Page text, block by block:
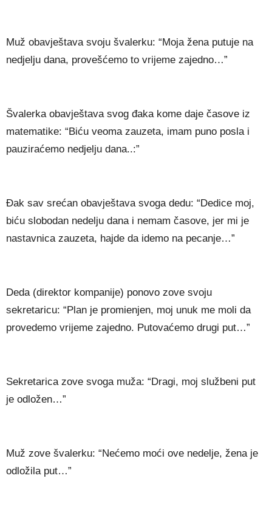
Muž obavještava svoju švalerku: “Moja žena putuje na
nedjelju dana, provešćemo to vrijeme zajedno…”
Švalerka obavještava svog đaka kome daje časove iz
matematike: “Biću veoma zauzeta, imam puno posla i
pauziraćemo nedjelju dana..:”
Đak sav srećan obavještava svoga dedu: “Dedice moj,
biću slobodan nedelju dana i nemam časove, jer mi je
nastavnica zauzeta, hajde da idemo na pecanje…”
Deda (direktor kompanije) ponovo zove svoju
sekretaricu: “Plan je promienjen, moj unuk me moli da
provedemo vrijeme zajedno. Putovaćemo drugi put…”
Sekretarica zove svoga muža: “Dragi, moj službeni put
je odložen…”
Muž zove švalerku: “Nećemo moći ove nedelje, žena je
odložila put…”